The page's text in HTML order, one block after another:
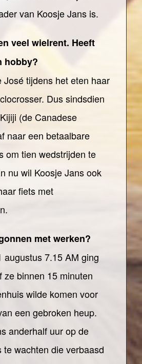
van Koosje Jans is.
veel wielrent. Heeft
hobby?
José tijdens het eten haar
Dus sindsdien
(de Canadese
naar een betaalbare
om tien wedstrijden te
nu wil Koosje Jans ook
fiets met
met werken?
augustus 7.15 AM ging
ze binnen 15 minuten
wilde komen voor
een gebroken heup.
anderhalf uur op de
te wachten die verbaasd